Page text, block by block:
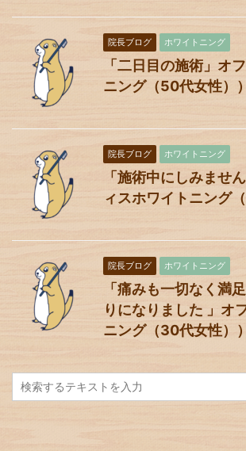
院長ブログ ホワイトニング
「二日目の施術」オ
ニング（50代女性））
院長ブログ ホワイトニング
「施術中にしみませ
ィスホワイトニング
院長ブログ ホワイトニング
「痛みも一切なく満
りになりました 」オ
ニング（30代女性））